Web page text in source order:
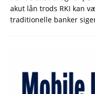
akut lån trods RKI kan
traditionelle banker